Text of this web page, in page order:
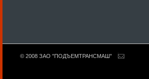
© 2008 ЗАО "ПОДЪЕМТРАНСМАШ"